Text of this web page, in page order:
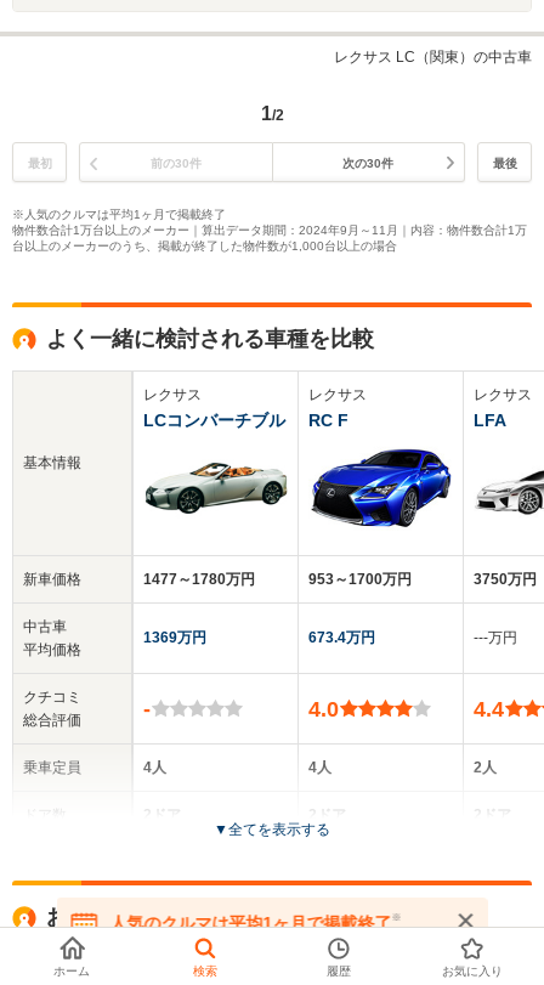
レクサス LC（関東）の中古車
1/2
最初 前の30件 次の30件 最後
※人気のクルマは平均1ヶ月で掲載終了
物件数合計1万台以上のメーカー｜算出データ期間：2024年9月～11月｜内容：物件数合計1万
台以上のメーカーのうち、掲載が終了した物件数が1,000台以上の場合
よく一緒に検討される車種を比較
基本情報
新車価格
中古車
平均価格
クチコミ
総合評価
乗車定員
レクサス
LCコンバーチブル
1477～1780万円
1369万円
-
4人
2ドア
全高
レクサス
RC F
953～1700万円
673.4万円
4.0
4人
2ドア
全高
レクサス
LFA
3750万円
‐‐‐万円
4.4
2人
2ドア
全
▼全てを表示する
お探しの条件で360°画像付きのクルマ
人気のクルマは平均1ヶ月で掲載終了※
在庫が無くなる前にお問い合わせください
ホーム 検索 履歴 お気に入り